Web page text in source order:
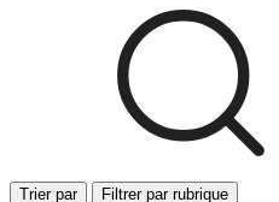
Trier par Filtrer par rubrique